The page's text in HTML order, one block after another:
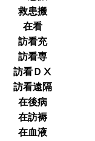
救患搬
在看
訪看充
訪看専
訪看ＤⅩ
訪看遠隔
在後病
在訪褥
在血液